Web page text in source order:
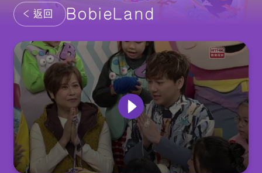
返回 BobieLand